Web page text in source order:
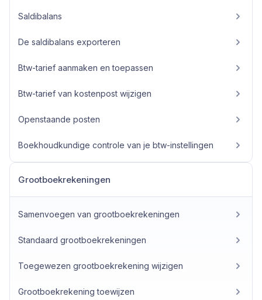
Saldibalans
De saldibalans exporteren
Btw-tarief aanmaken en toepassen
Btw-tarief van kostenpost wijzigen
Openstaande posten
Boekhoudkundige controle van je btw-instellingen
Grootboekrekeningen
Samenvoegen van grootboekrekeningen
Standaard grootboekrekeningen
Toegewezen grootboekrekening wijzigen
Grootboekrekening toewijzen